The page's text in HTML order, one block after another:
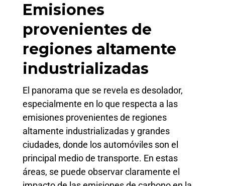
Emisiones
provenientes de
regiones altamente
industrializadas
El panorama que se revela es desolador,
especialmente en lo que respecta a las
emisiones provenientes de regiones
altamente industrializadas y grandes
ciudades, donde los automóviles son el
principal medio de transporte. En estas
áreas, se puede observar claramente el